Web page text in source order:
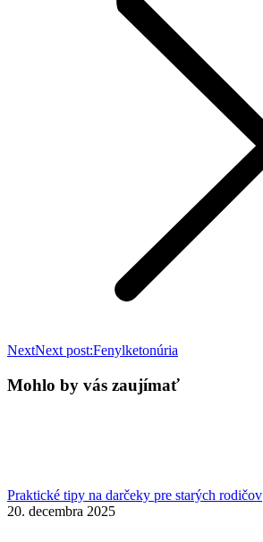
NextNext post:Fenylketonúria
Mohlo by vás zaujímať
Praktické tipy na darčeky pre starých rodičov
20. decembra 2025